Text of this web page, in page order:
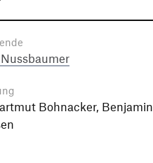
Bohnacker, Benjamin